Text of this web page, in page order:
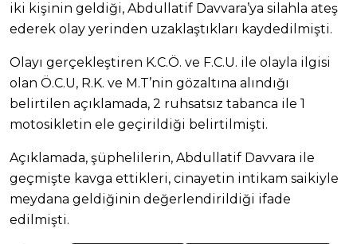
iki kişinin geldiği, Abdullatif Davvara’ya silahla ateş
ederek olay yerinden uzaklaştıkları kaydedilmişti.
Olayı gerçekleştiren K.C.Ö. ve F.C.U. ile olayla ilgisi
olan Ö.C.U, R.K. ve M.T’nin gözaltına alındığı
belirtilen açıklamada, 2 ruhsatsız tabanca ile 1
motosikletin ele geçirildiği belirtilmişti.
Açıklamada, şüphelilerin, Abdullatif Davvara ile
geçmişte kavga ettikleri, cinayetin intikam saikiyle
meydana geldiğinin değerlendirildiği ifade
edilmişti.